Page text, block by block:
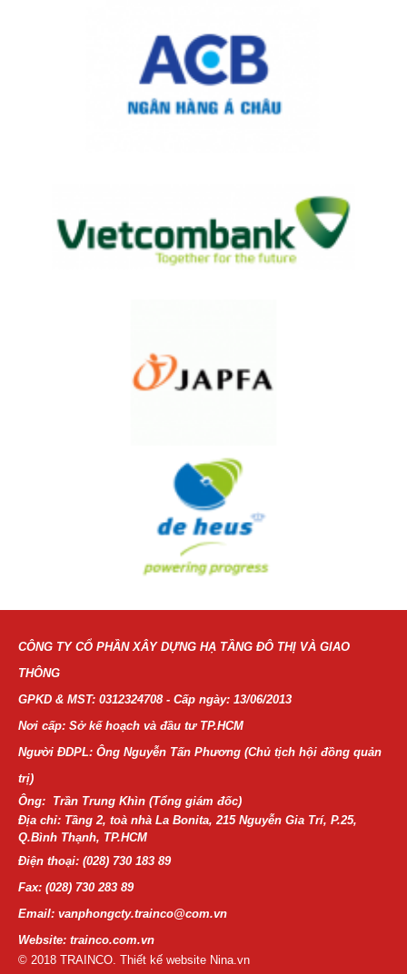
CÔNG TY CỔ PHẦN XÂY DỰNG HẠ TẦNG ĐÔ THỊ VÀ GIAO
THÔNG
GPKD & MST: 0312324708 - Cấp ngày: 13/06/2013
Nơi cấp: Sở kế hoạch và đầu tư TP.HCM
Người ĐDPL: Ông Nguyễn Tấn Phương (Chủ tịch hội đồng quản
trị)
Địa chỉ: Tầng 2, toà nhà La Bonita, 215 Nguyễn Gia Trí, P.25,
Q.Bình Thạnh, TP.HCM
Điện thoại: (028) 730 183 89
Fax: (028) 730 283 89
Email: vanphongcty.trainco@com.vn
Website: trainco.com.vn
© 2018 TRAINCO. Thiết kế website Nina.vn